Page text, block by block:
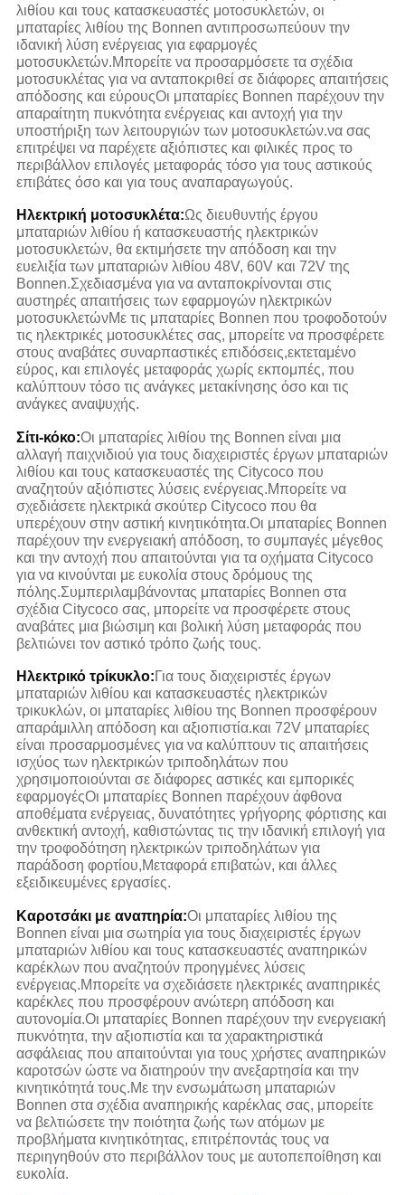
λιθίου και τους κατασκευαστές μοτοσυκλετών, οι
μπαταρίες λιθίου της Bonnen αντιπροσωπεύουν την
ιδανική λύση ενέργειας για εφαρμογές
μοτοσυκλετών.Μπορείτε να προσαρμόσετε τα σχέδια
μοτοσυκλέτας για να ανταποκριθεί σε διάφορες απαιτήσεις
απόδοσης και εύρουςΟι μπαταρίες Bonnen παρέχουν την
απαραίτητη πυκνότητα ενέργειας και αντοχή για την
υποστήριξη των λειτουργιών των μοτοσυκλετών.να σας
επιτρέψει να παρέχετε αξιόπιστες και φιλικές προς το
περιβάλλον επιλογές μεταφοράς τόσο για τους αστικούς
επιβάτες όσο και για τους αναπαραγωγούς.
Ηλεκτρική μοτοσυκλέτα:Ως διευθυντής έργου
μπαταριών λιθίου ή κατασκευαστής ηλεκτρικών
μοτοσυκλετών, θα εκτιμήσετε την απόδοση και την
ευελιξία των μπαταριών λιθίου 48V, 60V και 72V της
Bonnen.Σχεδιασμένα για να ανταποκρίνονται στις
αυστηρές απαιτήσεις των εφαρμογών ηλεκτρικών
μοτοσυκλετώνΜε τις μπαταρίες Bonnen που τροφοδοτούν
τις ηλεκτρικές μοτοσυκλέτες σας, μπορείτε να προσφέρετε
στους αναβάτες συναρπαστικές επιδόσεις,εκτεταμένο
εύρος, και επιλογές μεταφοράς χωρίς εκπομπές, που
καλύπτουν τόσο τις ανάγκες μετακίνησης όσο και τις
ανάγκες αναψυχής.
Σίτι-κόκο:Οι μπαταρίες λιθίου της Bonnen είναι μια
αλλαγή παιχνιδιού για τους διαχειριστές έργων μπαταριών
λιθίου και τους κατασκευαστές της Citycoco που
αναζητούν αξιόπιστες λύσεις ενέργειας.Μπορείτε να
σχεδιάσετε ηλεκτρικά σκούτερ Citycoco που θα
υπερέχουν στην αστική κινητικότητα.Οι μπαταρίες Bonnen
παρέχουν την ενεργειακή απόδοση, το συμπαγές μέγεθος
και την αντοχή που απαιτούνται για τα οχήματα Citycoco
για να κινούνται με ευκολία στους δρόμους της
πόλης.Συμπεριλαμβάνοντας μπαταρίες Bonnen στα
σχέδια Citycoco σας, μπορείτε να προσφέρετε στους
αναβάτες μια βιώσιμη και βολική λύση μεταφοράς που
βελτιώνει τον αστικό τρόπο ζωής τους.
Ηλεκτρικό τρίκυκλο: Για τους διαχειριστές έργων
μπαταριών λιθίου και κατασκευαστές ηλεκτρικών
τρικυκλών, οι μπαταρίες λιθίου της Bonnen προσφέρουν
απαράμιλλη απόδοση και αξιοπιστία.και 72V μπαταρίες
είναι προσαρμοσμένες για να καλύπτουν τις απαιτήσεις
ισχύος των ηλεκτρικών τριποδηλάτων που
χρησιμοποιούνται σε διάφορες αστικές και εμπορικές
εφαρμογέςΟι μπαταρίες Bonnen παρέχουν άφθονα
αποθέματα ενέργειας, δυνατότητες γρήγορης φόρτισης και
ανθεκτική αντοχή, καθιστώντας τις την ιδανική επιλογή για
την τροφοδότηση ηλεκτρικών τριποδηλάτων για
παράδοση φορτίου,Μεταφορά επιβατών, και άλλες
εξειδικευμένες εργασίες.
Καροτσάκι με αναπηρία:Οι μπαταρίες λιθίου της
Bonnen είναι μια σωτηρία για τους διαχειριστές έργων
μπαταριών λιθίου και τους κατασκευαστές αναπηρικών
καρέκλων που αναζητούν προηγμένες λύσεις
ενέργειας.Μπορείτε να σχεδιάσετε ηλεκτρικές αναπηρικές
καρέκλες που προσφέρουν ανώτερη απόδοση και
αυτονομία.Οι μπαταρίες Bonnen παρέχουν την ενεργειακή
πυκνότητα, την αξιοπιστία και τα χαρακτηριστικά
ασφάλειας που απαιτούνται για τους χρήστες αναπηρικών
καροτσών ώστε να διατηρούν την ανεξαρτησία και την
κινητικότητά τους.Με την ενσωμάτωση μπαταριών
Bonnen στα σχέδια αναπηρικής καρέκλας σας, μπορείτε
να βελτιώσετε την ποιότητα ζωής των ατόμων με
προβλήματα κινητικότητας, επιτρέποντάς τους να
περιηγηθούν στο περιβάλλον τους με αυτοπεποίθηση και
ευκολία.